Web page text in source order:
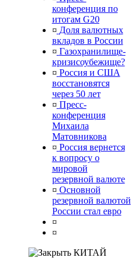
конференция по
итогам G20
¤ Доля валютных
вкладов в России
¤ Газохранилище-
кризисоубежище?
¤ Россия и США
восстановятся
через 50 лет
¤ Пресс-
конференция
Михаила
Матовникова
¤ Россия вернется
к вопросу о
мировой
резервной валюте
¤ Основной
резервной валютой
России стал евро
¤
¤
КИТАЙ